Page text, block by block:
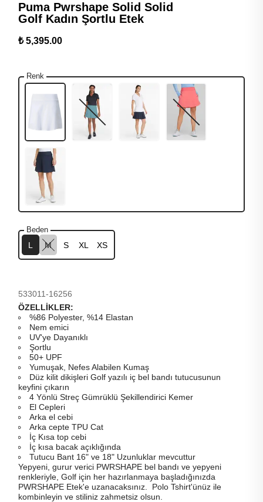
Puma Pwrshape Solid Solid
Golf Kadın Şortlu Etek
₺ 5,395.00
Renk
Beden
L M S XL XS
533011-16256
ÖZELLİKLER:
%86 Polyester, %14 Elastan
Nem emici
UV'ye Dayanıklı
Şortlu
50+ UPF
Yumuşak, Nefes Alabilen Kumaş
Düz kilit dikişleri Golf yazılı iç bel bandı tutucusunun
keyfini çıkarın
4 Yönlü Streç Gümrüklü Şekillendirici Kemer
El Cepleri
Arka el cebi
Arka cepte TPU Cat
İç Kısa top cebi
İç kısa bacak açıklığında
Tutucu Bant 16" ve 18" Uzunluklar mevcuttur
Yepyeni, gurur verici PWRSHAPE bel bandı ve yepyeni
renkleriyle, Golf için her hazırlanmaya başladığınızda
PWRSHAPE Etek'e uzanacaksınız. Polo Tshirt'ünüz ile
kombinleyin ve stiliniz zahmetsiz olsun.